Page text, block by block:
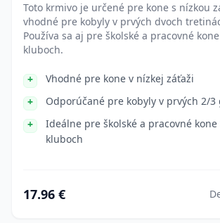
Toto krmivo je určené pre kone s nízkou
vhodné pre kobyly v prvých dvoch
Používa sa aj pre školské a pracovné
kluboch.
Vhodné pre kone v nízkej záťaži
Odporúčané pre kobyly v prvých 2/
Ideálne pre školské a pracovné kone
kluboch
17.96 €